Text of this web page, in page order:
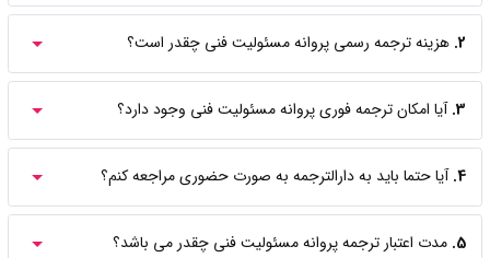
2. هزینه ترجمه رسمی پروانه مسئولیت فنی چقدر است؟
3. آیا امکان ترجمه فوری پروانه مسئولیت فنی وجود دارد؟
4. آیا حتما باید به دارالترجمه به صورت حضوری مراجعه کنم؟
5. مدت اعتبار ترجمه پروانه مسئولیت فنی چقدر می باشد؟